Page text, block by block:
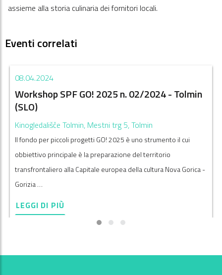
assieme alla storia culinaria dei fornitori locali.
Eventi correlati
08.04.2024
Workshop SPF GO! 2025 n. 02/2024 - Tolmin
(SLO)
Kinogledališče Tolmin, Mestni trg 5, Tolmin
Il fondo per piccoli progetti GO! 2025 è uno strumento il cui
obbiettivo principale è la preparazione del territorio
transfrontaliero alla Capitale europea della cultura Nova Gorica -
Gorizia …
LEGGI DI PIÙ